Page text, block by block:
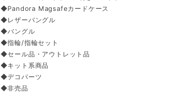
◆Pandora Magsafeカードケース
◆レザーバングル
◆バングル
◆指輪/指輪セット
◆セール品・アウトレット品
◆キット系商品
◆デコパーツ
◆非売品